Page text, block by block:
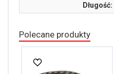
Długość:
Polecane produkty